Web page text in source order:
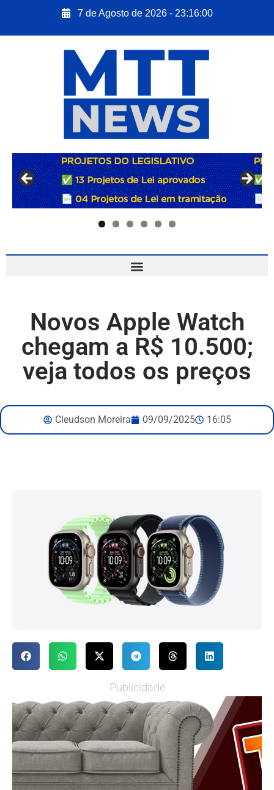
7 de Agosto de 2026 - 23:16:01
Novos Apple Watch
chegam a R$ 10.500;
veja todos os preços
Cleudson Moreira 09/09/2025 16:05
Publicidade